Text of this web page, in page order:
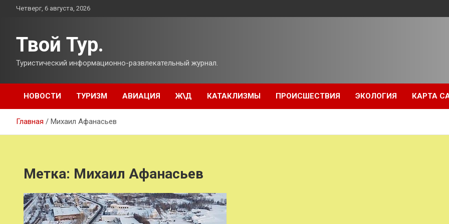
ПерейтиЧетверг, 6 августа, 2026
Твой Тур.
Туристический информационно-развлекательный журнал.
НОВОСТИ ТУРИЗМ АВИАЦИЯ Ж\Д КАТАКЛИЗМЫ ПРОИСШЕСТВИЯ ЭКОЛОГИЯ КАРТА
Главная Михаил Афанасьев
Метка: Михаил Афанасьев